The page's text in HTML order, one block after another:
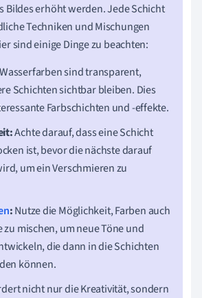
Bildes erhöht werden. Jede Schicht
Techniken und Mischungen
sind einige Dinge zu beachten:
Wasserfarben sind transparent,
Schichten sichtbar bleiben. Dies
Farbschichten und -effekte.
Achte darauf, dass eine Schicht
ist, bevor die nächste darauf
um ein Verschmieren zu
:Nutze die Möglichkeit, Farben auch
zu mischen, um neue Töne und
die dann in die Schichten
können.
nicht nur die Kreativität, sondern